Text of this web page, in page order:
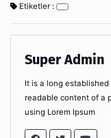
Etiketler :
Super Admin
It is a long
readable content of a
using Lorem Ipsum